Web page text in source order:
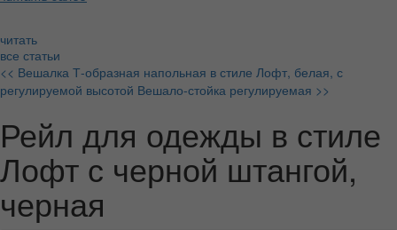
читать
все статьи
<< Вешалка Т-образная напольная в стиле Лофт, белая, с
регулируемой высотой Вешало-стойка регулируемая >>
Рейл для одежды в стиле
Лофт с черной штангой,
черная